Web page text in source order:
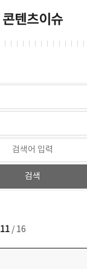
콘텐츠이슈
11/ 16